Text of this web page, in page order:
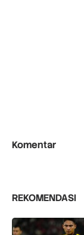
Komentar
REKOMENDASI